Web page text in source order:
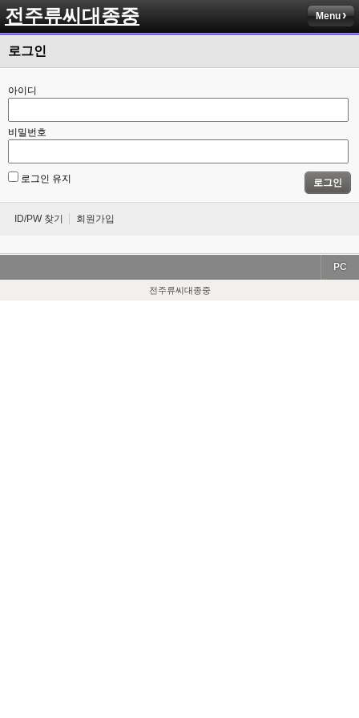
전주류씨대종중 Menu
로그인
아이디
비밀번호
로그인 유지 로그인
ID/PW 찾기 회원가입
PC
전주류씨대종중